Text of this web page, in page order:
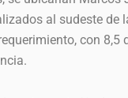
al sudeste de
con